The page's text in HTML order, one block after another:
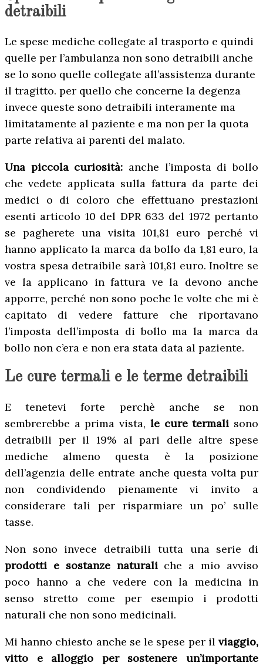
detraibili
Le spese mediche collegate al trasporto e quindi
quelle per l’ambulanza non sono detraibili anche
se lo sono quelle collegate all’assistenza durante
il tragitto. per quello che concerne la degenza
invece queste sono detraibili interamente ma
limitatamente al paziente e ma non per la quota
parte relativa ai parenti del malato.
Una piccola curiosità: anche l’imposta di bollo
che vedete applicata sulla fattura da parte dei
medici o di coloro che effettuano prestazioni
esenti articolo 10 del DPR 633 del 1972 pertanto
se pagherete una visita 101,81 euro perché vi
hanno applicato la marca da bollo da 1,81 euro, la
vostra spesa detraibile sarà 101,81 euro. Inoltre se
ve la applicano in fattura ve la devono anche
apporre, perché non sono poche le volte che mi è
capitato di vedere fatture che riportavano
l’imposta dell’imposta di bollo ma la marca da
bollo non c’era e non era stata data al paziente.
Le cure termali e le terme detraibili
E tenetevi forte perchè anche se non
sembrerebbe a prima vista, le cure termali sono
detraibili per il 19% al pari delle altre spese
mediche almeno questa è la posizione
dell’agenzia delle entrate anche questa volta pur
non condividendo pienamente vi invito a
considerare tali per risparmiare un po’ sulle
tasse.
Non sono invece detraibili tutta una serie di
prodotti e sostanze naturaliche a mio avviso
poco hanno a che vedere con la medicina in
senso stretto come per esempio i prodotti
naturali che non sono medicinali.
Mi hanno chiesto anche se le spese per il viaggio,
vitto e alloggio per sostenere un’importante